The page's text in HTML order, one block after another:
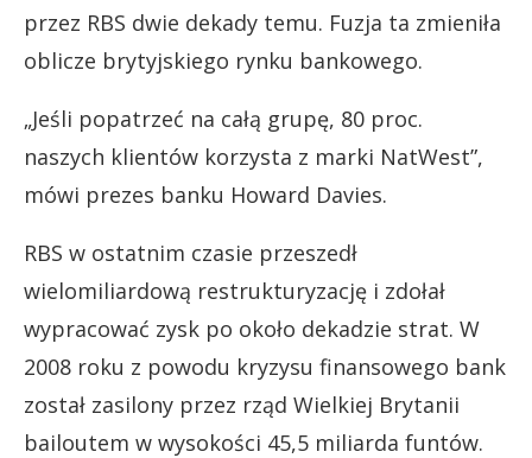
przez RBS dwie dekady temu. Fuzja ta zmieniła
oblicze brytyjskiego rynku bankowego.
„Jeśli popatrzeć na całą grupę, 80 proc.
naszych klientów korzysta z marki NatWest”,
mówi prezes banku Howard Davies.
RBS w ostatnim czasie przeszedł
wielomiliardową restrukturyzację i zdołał
wypracować zysk po około dekadzie strat. W
2008 roku z powodu kryzysu finansowego bank
został zasilony przez rząd Wielkiej Brytanii
bailoutem w wysokości 45,5 miliarda funtów.